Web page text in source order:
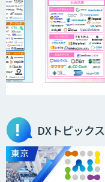
DXトピックス